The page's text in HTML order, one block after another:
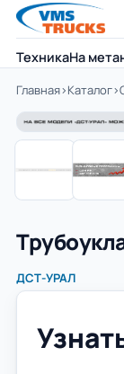
ТехникаНа
Главная›Каталог›
ДСТ-УРАЛ